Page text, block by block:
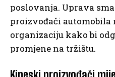
poslovanja. Uprava
proizvođači
organizaciju kako bi
promjene na tržištu.